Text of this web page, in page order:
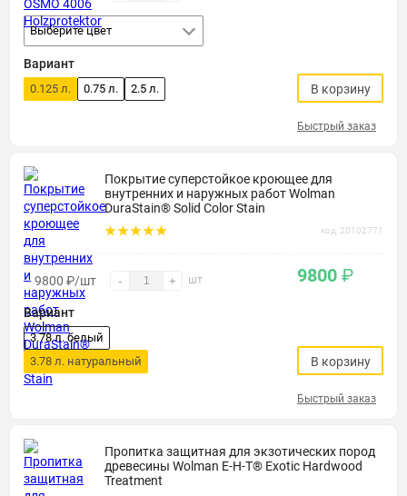
Выберите цвет
Вариант
0.125 л. 0.75 л. 2.5 л. В корзину
Быстрый заказ
Покрытие суперстойкое кроющее для
внутренних и наружных работ Wolman
DuraStain® Solid Color Stain
код: 20102771
9800 ₽/шт - + шт
Вариант
3.78 л. белый
3.78 л. натуральный
9800 ₽
В корзину
Быстрый заказ
Пропитка защитная для экзотических пород
древесины Wolman E-H-T® Exotic Hardwood
Treatment